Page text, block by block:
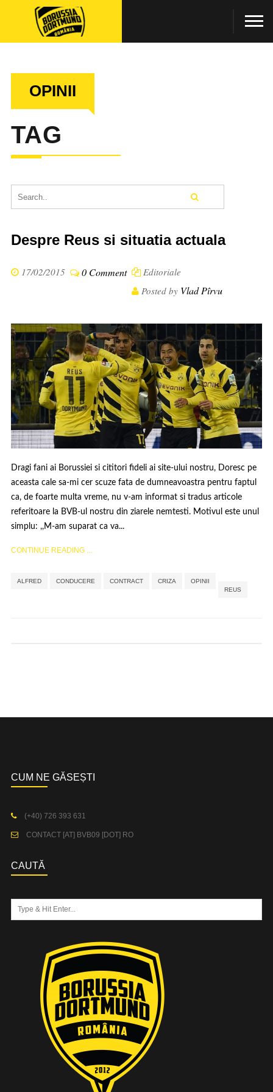
OPINII
TAG
Despre Reus si situatia actuala
17/02/2015 0 Comment
Editoriale
Posted by Vlad Pîrvu
Dragi fani ai Borussiei si cititori fideli ai site-ului nostru, Doresc pe
aceasta cale sa-mi cer scuze fata de dumneavoastra pentru faptul
ca, de foarte multa vreme, nu v-am informat si tradus articole
referitoare la BVB-ul nostru din ziarele nemtesti. Motivul este unul
simplu: ,,M-am suparat ca va...
CONTINUE READING ...
ALFRED CONDUCERE CONTRACT CRIZA OPINII
REUS
CUM NE GĂSEȘTI
(+40) 726 393 631
CONTACT [AT] BVB09 [DOT] RO
CAUTĂ